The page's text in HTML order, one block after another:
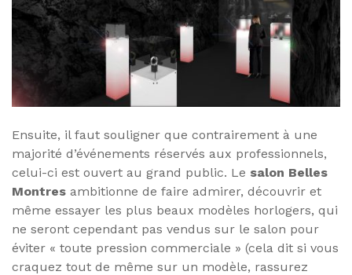
Ensuite, il faut souligner que contrairement à une
majorité d’événements réservés aux professionnels,
celui-ci est ouvert au grand public. Le salon Belles
Montres ambitionne de faire admirer, découvrir et
même essayer les plus beaux modèles horlogers, qui
ne seront cependant pas vendus sur le salon pour
éviter « toute pression commerciale » (cela dit si vous
craquez tout de même sur un modèle, rassurez